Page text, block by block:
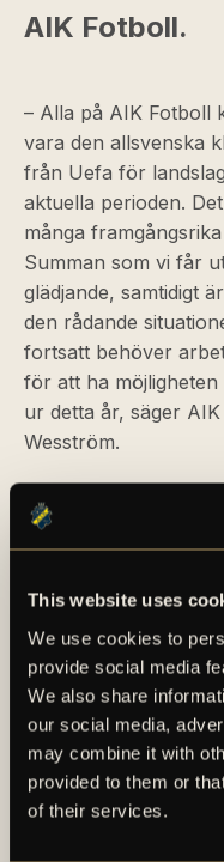
This website uses
We use cookies to
provide social media
We also share
our social media,
may combine it with
provided to them or
of their services.
AIK Fotboll.
– Alla på AIK Fotboll
vara den allsvenska
från Uefa för
aktuella perioden.
många
Summan som vi får
glädjande, samtidigt
den rådande
fortsatt behöver
för att ha
ur detta år, säger
Wesström.
AIK – SEDAN
AIK Fotboll AB